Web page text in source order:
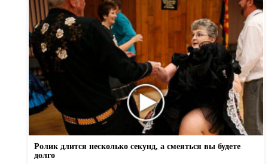
Ролик длится несколько секунд, а смеяться вы будете
долго